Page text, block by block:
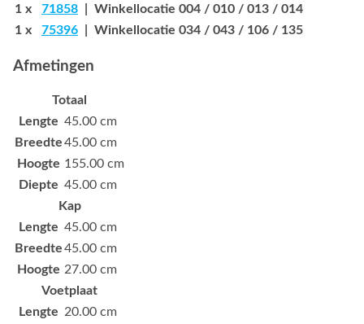
1 x 71858 | Winkellocatie 004 / 010 / 013 / 014
1 x 75396 | Winkellocatie 034 / 043 / 106 / 135
Afmetingen
Totaal
Lengte 45.00 cm
Breedte45.00 cm
Hoogte 155.00 cm
Diepte 45.00 cm
Kap
Lengte 45.00 cm
Breedte45.00 cm
Hoogte 27.00 cm
Voetplaat
Lengte 20.00 cm